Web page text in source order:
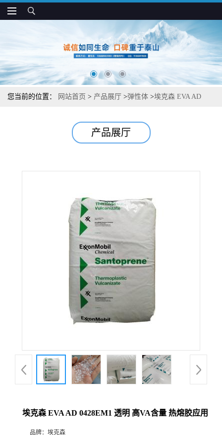
您当前的位置： 网站首页 > 产品展厅 >弹性体 >埃克森 EVA AD
产品展厅
埃克森 EVA AD 0428EM1 透明 高VA含量 热熔胶应用
品牌： 埃克森